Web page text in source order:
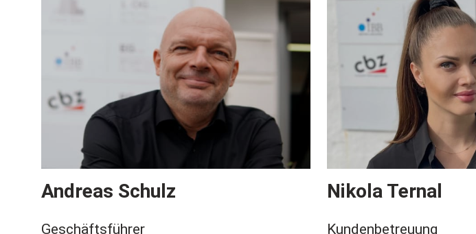
Andreas Schulz
Geschäftsführer
Nikola Ternal
Kundenbetreuung